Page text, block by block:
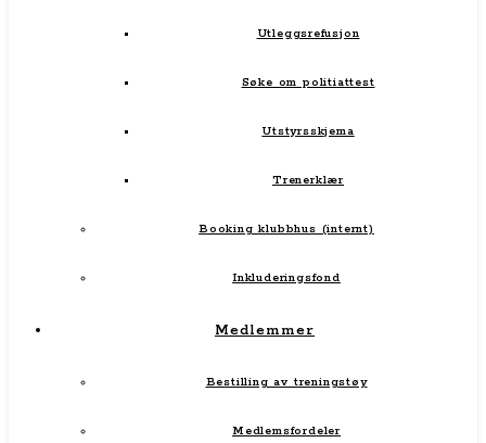
Utleggsrefusjon
Søke om politiattest
Utstyrsskjema
Trenerklær
Booking klubbhus (internt)
Inkluderingsfond
Medlemmer
Bestilling av treningstøy
Medlemsfordeler